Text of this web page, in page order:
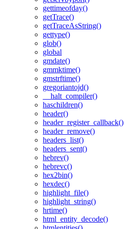
gettimeofday()
getTrace()
getTraceAsString()
gettype()
glob()
global
gmdate()
gmmktime()
gmstrftime()
gregoriantojd()
__halt_compiler()
haschildren()
header()
header_register_callback()
header_remove()
headers_list()
headers_sent()
hebrev()
hebrevc()
hex2bin()
hexdec()
highlight_file()
highlight_string()
hrtime()
html_entity_decode()